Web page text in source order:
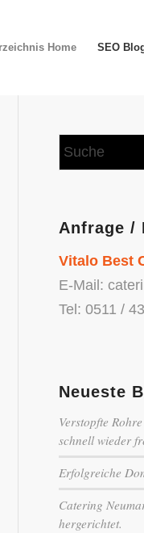
Home SEO
Anfrage /
Vitalo Best
E-Mail:
Tel: 0511 /
Neueste
Verstopfte
schnell wieder
Erfolgreiche
Catering
hergerichtet.